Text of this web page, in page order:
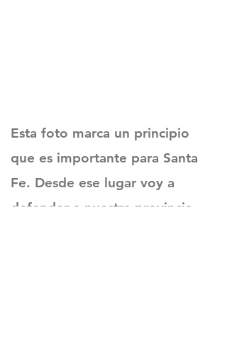
Esta foto marca un principio
que es importante para Santa
Fe. Desde ese lugar voy a
defender a nuestra provincia.